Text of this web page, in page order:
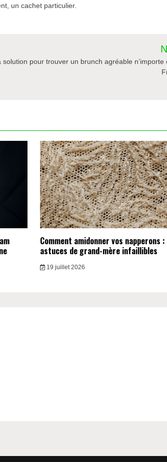
un cachet particulier.
solution pour trouver un brunch agréable n’importe
Comment amidonner vos napperons :
astuces de grand-mère infaillibles
19 juillet 2026